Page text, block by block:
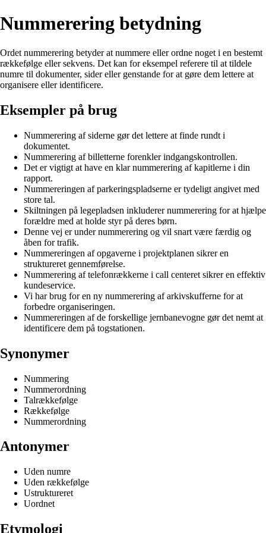
Nummerering betydning
Ordet nummerering betyder at nummere eller ordne noget i en bestemt
rækkefølge eller sekvens. Det kan for eksempel referere til at tildele
numre til dokumenter, sider eller genstande for at gøre dem lettere at
organisere eller identificere.
Eksempler på brug
Nummerering af siderne gør det lettere at finde rundt i
dokumentet.
Nummerering af billetterne forenkler indgangskontrollen.
Det er vigtigt at have en klar nummerering af kapitlerne i din
rapport.
Nummereringen af parkeringspladserne er tydeligt angivet med
store tal.
Skiltningen på legepladsen inkluderer nummerering for at hjælpe
forældre med at holde styr på deres børn.
Denne vej er under nummerering og vil snart være færdig og
åben for trafik.
Nummereringen af opgaverne i projektplanen sikrer en
struktureret gennemførelse.
Nummerering af telefonrækkerne i call centeret sikrer en effektiv
kundeservice.
Vi har brug for en ny nummerering af arkivskufferne for at
forbedre organiseringen.
Nummereringen af de forskellige jernbanevogne gør det nemt at
identificere dem på togstationen.
Synonymer
Nummering
Nummerordning
Talrækkefølge
Rækkefølge
Nummerordning
Antonymer
Uden numre
Uden rækkefølge
Ustruktureret
Uordnet
Etymologi